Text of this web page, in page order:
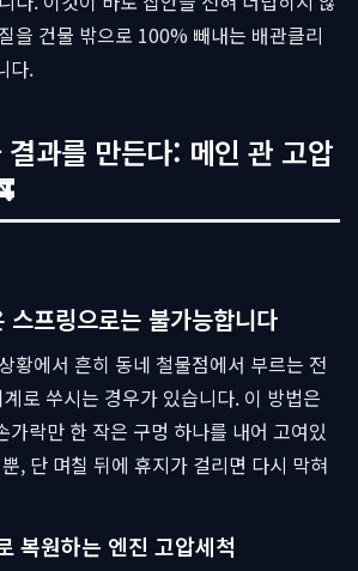
을 건물 밖으로 100% 빼내는 배관클리
다.
과를 만든다: 메인 관 고압
스프링으로는 불가능합니다
황에서 흔히 동네 철물점에서 부르는 전
로 쑤시는 경우가 있습니다. 이 방법은
가락만 한 작은 구멍 하나를 내어 고여있
, 단 며칠 뒤에 휴지가 걸리면 다시 막혀
복원하는 엔진 고압세척